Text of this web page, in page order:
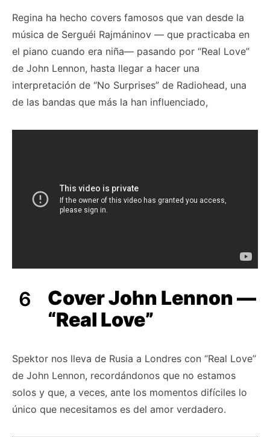
Regina ha hecho covers famosos que van desde la
música de Serguéi Rajmáninov — que practicaba en
el piano cuando era niña— pasando por “Real Love”
de John Lennon, hasta llegar a hacer una
interpretación de “No Surprises” de Radiohead, una
de las bandas que más la han influenciado,
Cover John Lennon —
“Real Love”
Spektor nos lleva de Rusia a Londres con “Real Love”
de John Lennon, recordándonos que no estamos
solos y que, a veces, ante los momentos difíciles lo
único que necesitamos es del amor verdadero.